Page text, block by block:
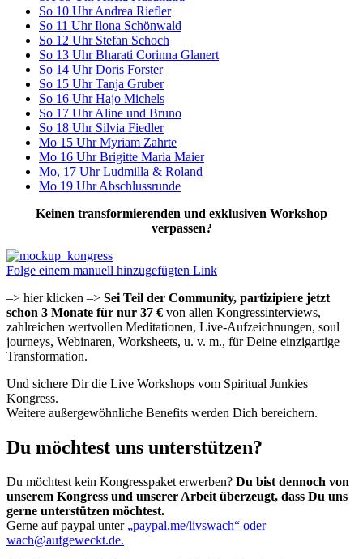
So 10 Uhr Andrea Riefler
So 11 Uhr Ilona Schönwald
So 12 Uhr Stefan Schoch
So 13 Uhr Bharati Corinna Glanert
So 14 Uhr Doris Forster
So 15 Uhr Tanja Gruber
So 16 Uhr Hajo Michels
So 17 Uhr Aline und Bruno
So 18 Uhr Silvia Fiedler
Mo 15 Uhr Myriam Zahrte
Mo 16 Uhr Brigitte Maria Maier
Mo, 17 Uhr Ludmilla & Roland
Mo 19 Uhr Abschlussrunde
Keinen transformierenden und exklusiven Workshop
verpassen?
Folge einem manuell hinzugefügten Link
–> hier klicken –> Sei Teil der Community, partizipiere jetzt
schon 3 Monate für nur 37 € von allen Kongressinterviews,
zahlreichen wertvollen Meditationen, Live-Aufzeichnungen, soul
journeys, Webinaren, Worksheets, u. v. m., für Deine einzigartige
Transformation.
Und sichere Dir die Live Workshops vom Spiritual Junkies
Kongress.
Weitere außergewöhnliche Benefits werden Dich bereichern.
Du möchtest uns unterstützen?
Du möchtest kein Kongresspaket erwerben? Du bist dennoch von
unserem Kongress und unserer Arbeit überzeugt, dass Du uns
gerne unterstützen möchtest.
Gerne auf paypal unter „paypal.me/livswach“ oder
wach@aufgeweckt.de.